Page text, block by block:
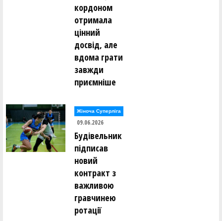
кордоном
отримала
цінний
досвід, але
вдома грати
завжди
приємніше
Жіноча Суперліга
09.06.2026
Будівельник
підписав
новий
контракт з
важливою
гравчинею
ротації